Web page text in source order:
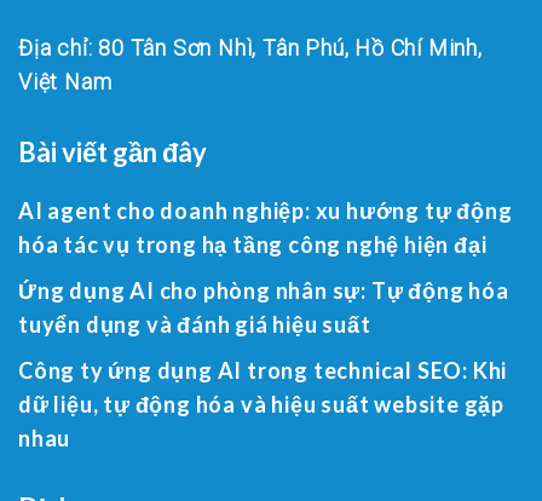
Địa chỉ: 80 Tân Sơn Nhì, Tân Phú, Hồ Chí Minh,
Việt Nam
Bài viết gần đây
AI agent cho doanh nghiệp: xu hướng tự động
hóa tác vụ trong hạ tầng công nghệ hiện đại
Ứng dụng AI cho phòng nhân sự: Tự động hóa
tuyển dụng và đánh giá hiệu suất
Công ty ứng dụng AI trong technical SEO: Khi
dữ liệu, tự động hóa và hiệu suất website gặp
nhau